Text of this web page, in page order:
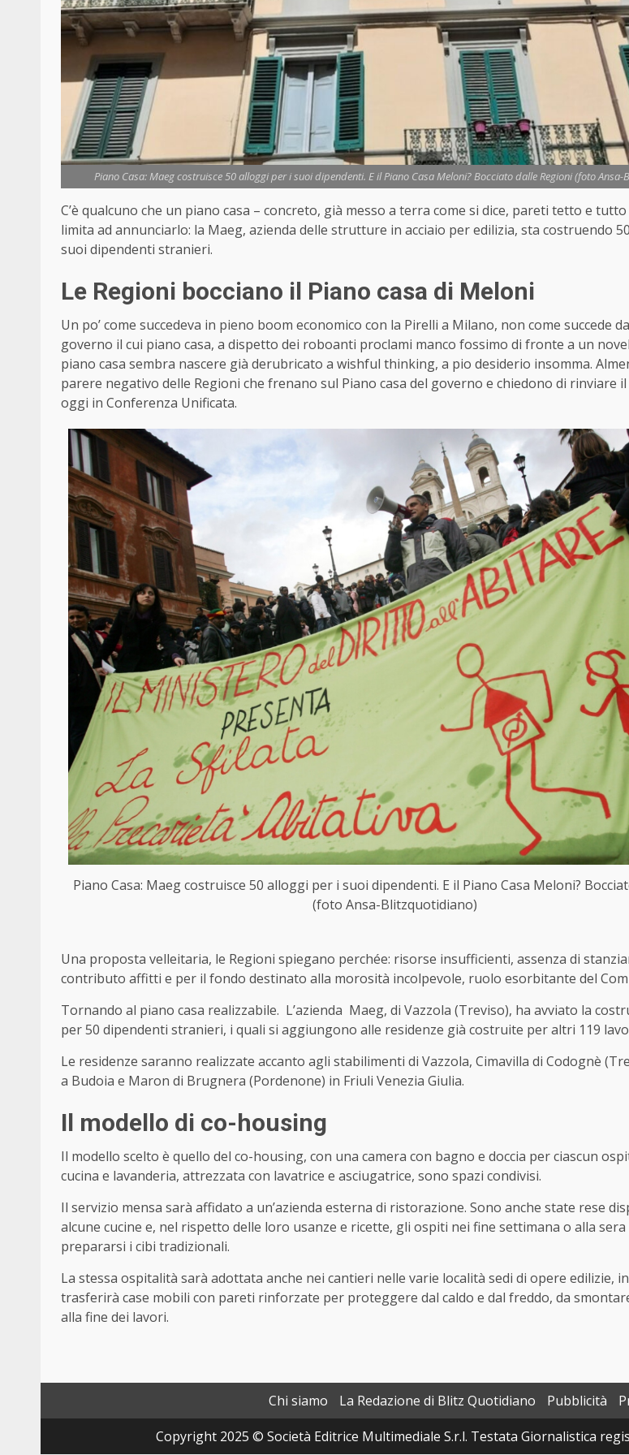
Piano Casa: Maeg costruisce 50 alloggi per i suoi dipendenti. E il Piano Casa Meloni? Bocciato dalle Regioni (foto
C’è qualcuno che un piano casa – concreto, già messo a terra come si dice, pareti tetto e
limita ad annunciarlo: la Maeg, azienda delle strutture in acciaio per edilizia, sta costruendo
suoi dipendenti stranieri.
Le Regioni bocciano il Piano casa di Meloni
Un po’ come succedeva in pieno boom economico con la Pirelli a Milano, non come succede
governo il cui piano casa, a dispetto dei roboanti proclami manco fossimo di fronte a un
piano casa sembra nascere già derubricato a wishful thinking, a pio desiderio insomma.
parere negativo delle Regioni che frenano sul Piano casa del governo e chiedono di rinviare
oggi in Conferenza Unificata.
Piano Casa: Maeg costruisce 50 alloggi per i suoi dipendenti. E il Piano Casa Meloni?
(foto Ansa-Blitzquotidiano)
Una proposta velleitaria, le Regioni spiegano perchée: risorse insufficienti, assenza di
contributo affitti e per il fondo destinato alla morosità incolpevole, ruolo esorbitante del
Tornando al piano casa realizzabile. L’azienda Maeg, di Vazzola (Treviso), ha avviato la
per 50 dipendenti stranieri, i quali si aggiungono alle residenze già costruite per altri 119
Le residenze saranno realizzate accanto agli stabilimenti di Vazzola, Cimavilla di Codognè
a Budoia e Maron di Brugnera (Pordenone) in Friuli Venezia Giulia.
Il modello di co-housing
Il modello scelto è quello del co-housing, con una camera con bagno e doccia per ciascun
cucina e lavanderia, attrezzata con lavatrice e asciugatrice, sono spazi condivisi.
Il servizio mensa sarà affidato a un’azienda esterna di ristorazione. Sono anche state rese
alcune cucine e, nel rispetto delle loro usanze e ricette, gli ospiti nei fine settimana o alla
prepararsi i cibi tradizionali.
La stessa ospitalità sarà adottata anche nei cantieri nelle varie località sedi di opere edilizie, in
trasferirà case mobili con pareti rinforzate per proteggere dal caldo e dal freddo, da
alla fine dei lavori.
Chi siamo La Redazione di Blitz Quotidiano Pubblicità
Copyright 2025 © Società Editrice Multimediale S.r.l. Testata Giornalistica